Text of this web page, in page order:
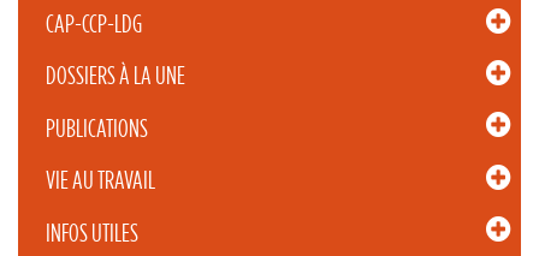
CAP-CCP-LDG
DOSSIERS À LA UNE
PUBLICATIONS
VIE AU TRAVAIL
INFOS UTILES